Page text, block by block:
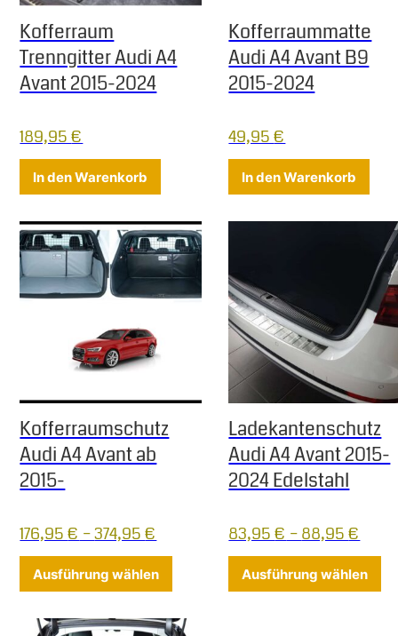
Kofferraum
Trenngitter Audi A4
Avant 2015-2024
189,95€
In den Warenkorb
Kofferraummatte
Audi A4 Avant B9
2015-2024
49,95€
In den Warenkorb
Kofferraumschutz
Audi A4 Avant ab
2015-
176,95€ –374,95€
Ausführung wählen Dieses Produkt weist mehrere
Ladekantenschutz
Audi A4 Avant 2015-
2024 Edelstahl
83,95€ –88,95€
Ausführung wählen